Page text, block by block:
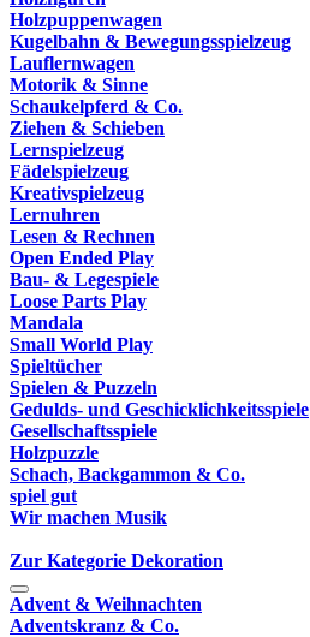
Holzpuppenwagen
Kugelbahn & Bewegungsspielzeug
Lauflernwagen
Motorik & Sinne
Schaukelpferd & Co.
Ziehen & Schieben
Lernspielzeug
Fädelspielzeug
Kreativspielzeug
Lernuhren
Lesen & Rechnen
Open Ended Play
Bau- & Legespiele
Loose Parts Play
Mandala
Small World Play
Spieltücher
Spielen & Puzzeln
Gedulds- und Geschicklichkeitsspiele
Gesellschaftsspiele
Holzpuzzle
Schach, Backgammon & Co.
spiel gut
Wir machen Musik
Zur Kategorie Dekoration
Advent & Weihnachten
Adventskranz & Co.